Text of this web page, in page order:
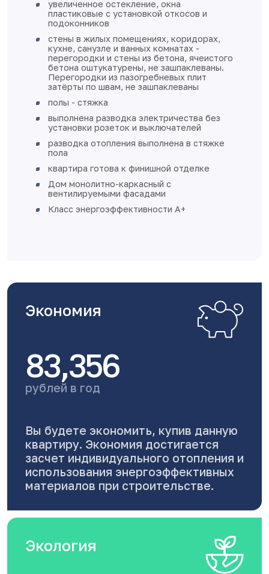
увеличенное остекление, окна
пластиковые с установкой откосов и
подоконников
стены в жилых помещениях, коридорах,
кухне, санузле и ванных комнатах -
перегородки и стены из бетона, ячеистого
бетона оштукатурены, не зашпаклеваны.
Перегородки из пазогребневых плит
затёрты по швам, не зашпаклеваны
полы - стяжка
выполнена разводка электричества без
установки розеток и выключателей
разводка отопления выполнена в стяжке
пола
квартира готова к финишной отделке
Дом монолитно-каркасный с
вентилируемыми фасадами
Класс энергоэффективности А+
Экономия
83,356
рублей в год
Вы будете экономить, купив данную
квартиру. Экономия достигается
засчет индивидуального отопления и
использования энергоэффективных
материалов при строительстве.
Экология